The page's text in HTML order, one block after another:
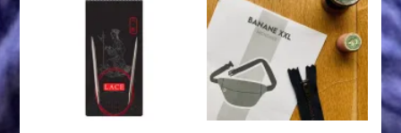
plusieurs
variations.
Les
options